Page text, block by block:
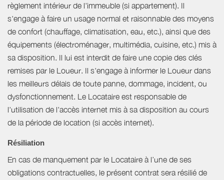
règlement intérieur de l'immeuble (si appartement). Il
s'engage à faire un usage normal et raisonnable des moyens
de confort (chauffage, climatisation, eau, etc.), ainsi que des
équipements (électroménager, multimédia, cuisine, etc.) mis à
sa disposition. Il lui est interdit de faire une copie des clés
remises par le Loueur. Il s'engage à informer le Loueur dans
les meilleurs délais de toute panne, dommage, incident, ou
dysfonctionnement. Le Locataire est responsable de
l'utilisation de l'accès internet mis à sa disposition au cours
de la période de location (si accès internet).
Résiliation
En cas de manquement par le Locataire à l’une de ses
obligations contractuelles, le présent contrat sera résilié de